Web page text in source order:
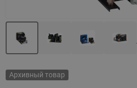
Архивный товар